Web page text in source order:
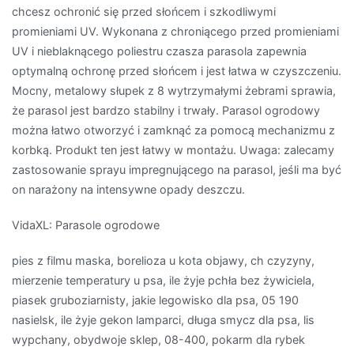
chcesz ochronić się przed słońcem i szkodliwymi
promieniami UV. Wykonana z chroniącego przed promieniami
UV i nieblaknącego poliestru czasza parasola zapewnia
optymalną ochronę przed słońcem i jest łatwa w czyszczeniu.
Mocny, metalowy słupek z 8 wytrzymałymi żebrami sprawia,
że parasol jest bardzo stabilny i trwały. Parasol ogrodowy
można łatwo otworzyć i zamknąć za pomocą mechanizmu z
korbką. Produkt ten jest łatwy w montażu. Uwaga: zalecamy
zastosowanie sprayu impregnującego na parasol, jeśli ma być
on narażony na intensywne opady deszczu.
VidaXL: Parasole ogrodowe
pies z filmu maska, borelioza u kota objawy, ch czyzyny,
mierzenie temperatury u psa, ile żyje pchła bez żywiciela,
piasek gruboziarnisty, jakie legowisko dla psa, 05 190
nasielsk, ile żyje gekon lamparci, długa smycz dla psa, lis
wypchany, obydwoje sklep, 08-400, pokarm dla rybek